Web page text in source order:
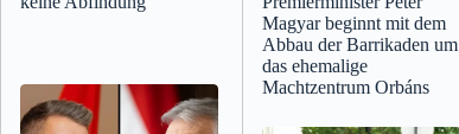
Magyar beginnt mit dem
Abbau der Barrikaden um
das ehemalige
Machtzentrum Orbáns